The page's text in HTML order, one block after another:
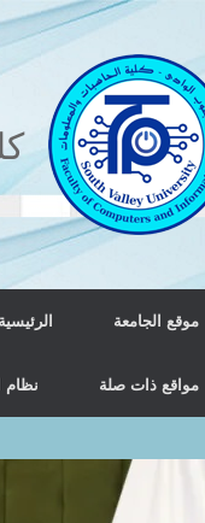
موقع الجامعة الرئيسية
مواقع ذات صلة نظام